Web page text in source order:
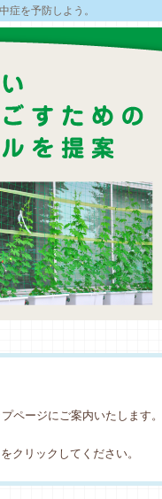
症を予防しよう。
ページにご案内いたします。
をクリックしてください。